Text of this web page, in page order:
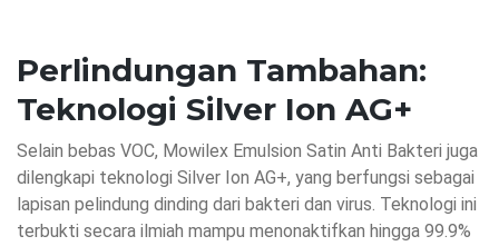
Perlindungan Tambahan:
Teknologi Silver Ion AG+
Selain bebas VOC, Mowilex Emulsion Satin Anti Bakteri juga
dilengkapi teknologi Silver Ion AG+, yang berfungsi sebagai
lapisan pelindung dinding dari bakteri dan virus. Teknologi ini
terbukti secara ilmiah mampu menonaktifkan hingga 99.9%